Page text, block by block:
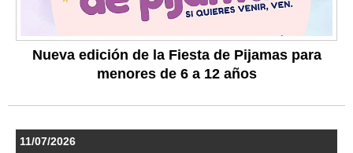
Nueva edición de la Fiesta de Pijamas para
menores de 6 a 12 años
11/07/2026